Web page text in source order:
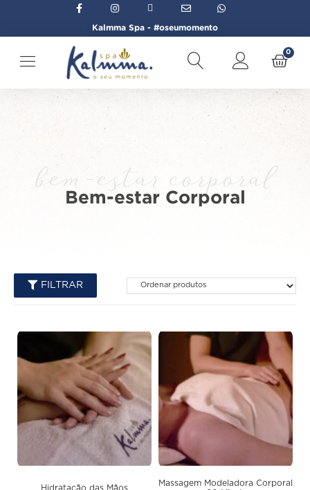
Kalmma Spa - #oseumomento
0
bem-estar corporal
Bem-estar Corporal
FILTRAR
Massagem Modeladora Corporal